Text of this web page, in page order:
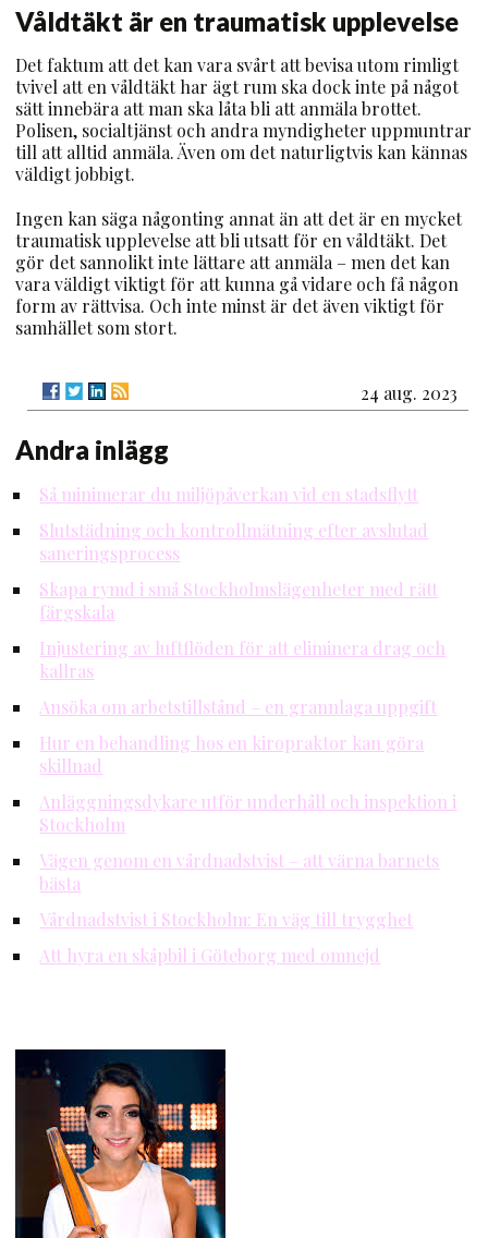
Våldtäkt är en traumatisk upplevelse
Det faktum att det kan vara svårt att bevisa utom rimligt
tvivel att en våldtäkt har ägt rum ska dock inte på något
sätt innebära att man ska låta bli att anmäla brottet.
Polisen, socialtjänst och andra myndigheter uppmuntrar
till att alltid anmäla. Även om det naturligtvis kan kännas
väldigt jobbigt.
Ingen kan säga någonting annat än att det är en mycket
traumatisk upplevelse att bli utsatt för en våldtäkt. Det
gör det sannolikt inte lättare att anmäla – men det kan
vara väldigt viktigt för att kunna gå vidare och få någon
form av rättvisa. Och inte minst är det även viktigt för
samhället som stort.
24 aug. 2023
Andra inlägg
Så minimerar du miljöpåverkan vid en stadsflytt
Slutstädning och kontrollmätning efter avslutad
saneringsprocess
Skapa rymd i små Stockholmslägenheter med rätt
färgskala
Injustering av luftflöden för att eliminera drag och
kallras
Ansöka om arbetstillstånd – en grannlaga uppgift
Hur en behandling hos en kiropraktor kan göra
skillnad
Anläggningsdykare utför underhåll och inspektion i
Stockholm
Vägen genom en vårdnadstvist – att värna barnets
bästa
Vårdnadstvist i Stockholm: En väg till trygghet
Att hyra en skåpbil i Göteborg med omnejd